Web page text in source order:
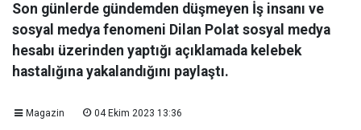
Son günlerde gündemden düşmeyen İş insanı ve
sosyal medya fenomeni Dilan Polat sosyal medya
hesabı üzerinden yaptığı açıklamada kelebek
hastalığına yakalandığını paylaştı.
Magazin 04 Ekim 2023 13:36